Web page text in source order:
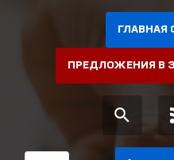
ГЛАВНАЯ
ПРЕДЛОЖЕНИЯ В